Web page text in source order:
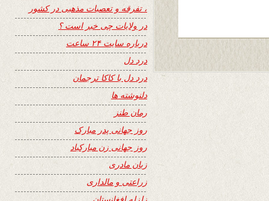
، تفرقه و تعصبات مذهبی در کشور
در ولایات چی خبر است ؟
درباره سایت ۲۴ ساعت
درد دل
درد دل با کاکا ترجمان
دلنوشته ها
رمان طنز
روز جهانی پدر مبارک
روز جهانی زن مبارکباد
زبان مادری
زراعتی و مالداری